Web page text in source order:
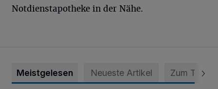
Notdienstapotheke in der Nähe.
Meistgelesen Neueste Artikel Zum Thema